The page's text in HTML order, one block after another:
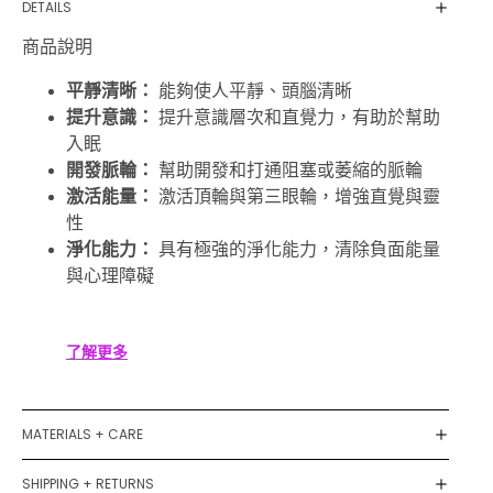
DETAILS
商品說明
平靜清晰：
能夠使人平靜、頭腦清晰
提升意識： 提升意識層次和直覺力，有助於幫助
入眠
開發脈輪：
幫助開發和打通阻塞或萎縮的脈輪
激活能量： 激活頂輪與第三眼輪，增強直覺與靈
性
淨化能力： 具有極強的淨化能力，清除負面能量
與心理障礙
了解更多
MATERIALS + CARE
SHIPPING + RETURNS